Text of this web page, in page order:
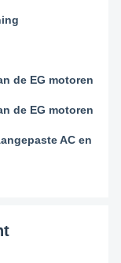
de EG motoren
de EG motoren
AC en